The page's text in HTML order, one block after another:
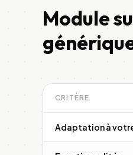
Module
CRITÈRE
Adaptation à